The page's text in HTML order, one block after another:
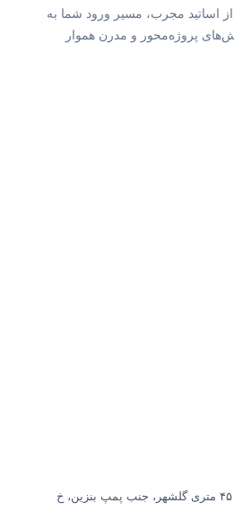
اساتید مجرب، مسیر ورود شما به
پروژه‌محور و مدرن هموار
کرج، انتهای ۴۵ متری گلشهر، جنب پمپ بنزین، خ